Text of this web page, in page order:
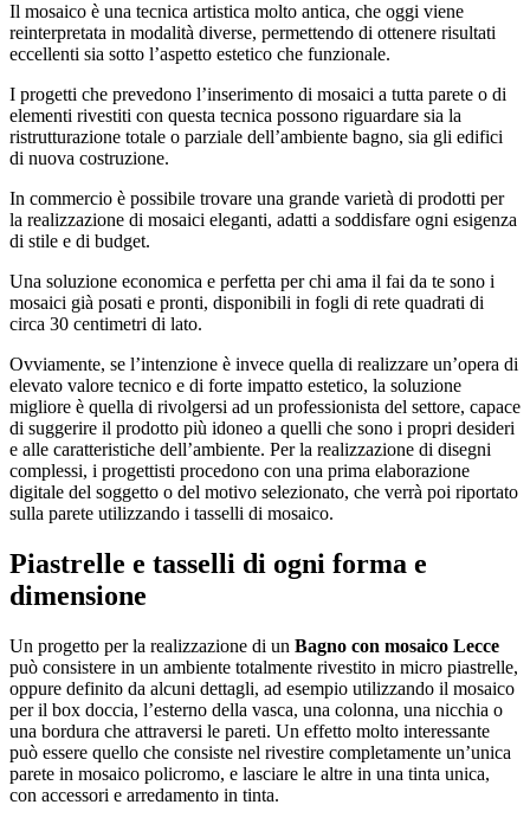
Il mosaico è una tecnica artistica molto antica, che oggi viene
reinterpretata in modalità diverse, permettendo di ottenere risultati
eccellenti sia sotto l’aspetto estetico che funzionale.
I progetti che prevedono l’inserimento di mosaici a tutta parete o di
elementi rivestiti con questa tecnica possono riguardare sia la
ristrutturazione totale o parziale dell’ambiente bagno, sia gli edifici
di nuova costruzione.
In commercio è possibile trovare una grande varietà di prodotti per
la realizzazione di mosaici eleganti, adatti a soddisfare ogni esigenza
di stile e di budget.
Una soluzione economica e perfetta per chi ama il fai da te sono i
mosaici già posati e pronti, disponibili in fogli di rete quadrati di
circa 30 centimetri di lato.
Ovviamente, se l’intenzione è invece quella di realizzare un’opera di
elevato valore tecnico e di forte impatto estetico, la soluzione
migliore è quella di rivolgersi ad un professionista del settore, capace
di suggerire il prodotto più idoneo a quelli che sono i propri desideri
e alle caratteristiche dell’ambiente. Per la realizzazione di disegni
complessi, i progettisti procedono con una prima elaborazione
digitale del soggetto o del motivo selezionato, che verrà poi riportato
sulla parete utilizzando i tasselli di mosaico.
Piastrelle e tasselli di ogni forma e
dimensione
Un progetto per la realizzazione di un Bagno con mosaico Lecce
può consistere in un ambiente totalmente rivestito in micro piastrelle,
oppure definito da alcuni dettagli, ad esempio utilizzando il mosaico
per il box doccia, l’esterno della vasca, una colonna, una nicchia o
una bordura che attraversi le pareti. Un effetto molto interessante
può essere quello che consiste nel rivestire completamente un’unica
parete in mosaico policromo, e lasciare le altre in una tinta unica,
con accessori e arredamento in tinta.